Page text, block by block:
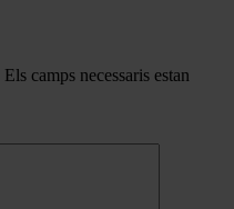
Els camps necessaris estan